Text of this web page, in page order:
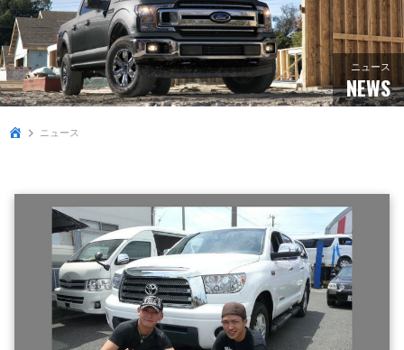
在庫車情報
パーツ情報
メンテナンス
会社概要
公式ブログ
ニュース
NEWS
ニュース